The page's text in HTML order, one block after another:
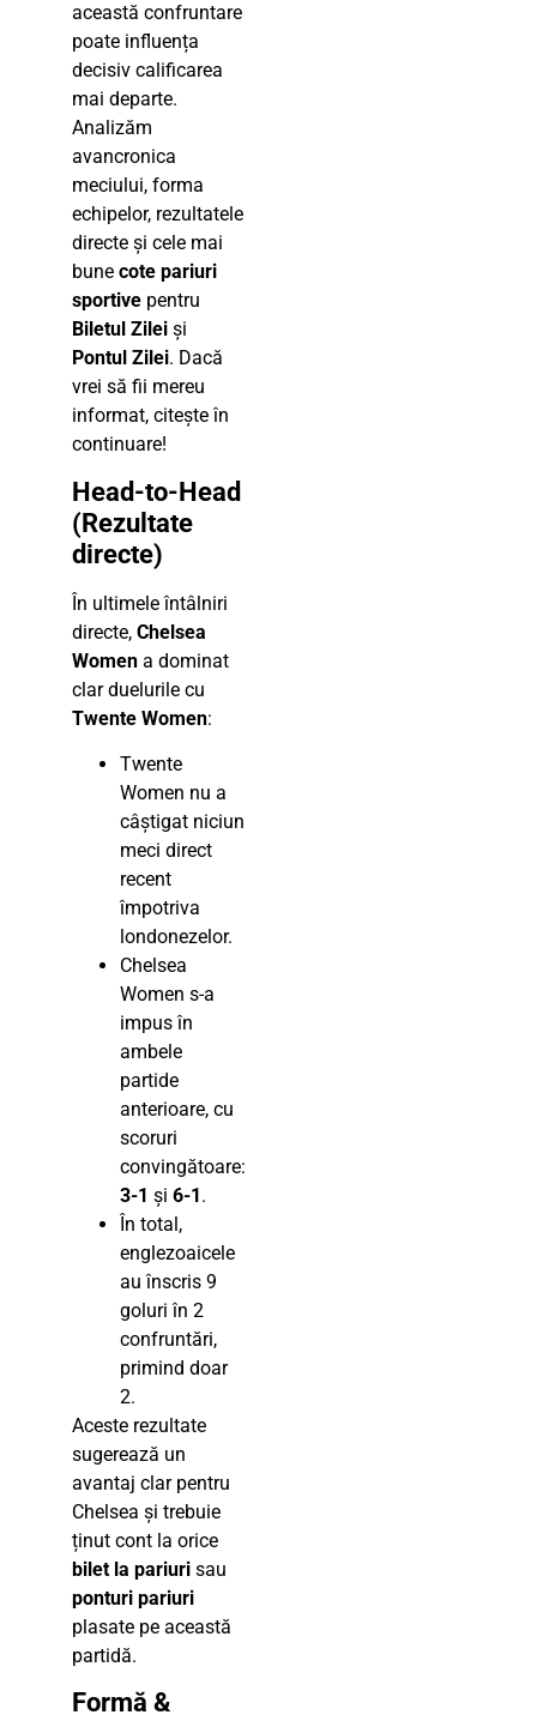
această confruntare
poate influența
decisiv calificarea
mai departe.
Analizăm
avancronica
meciului, forma
echipelor, rezultatele
directe și cele mai
bune cote pariuri
sportive pentru
Biletul Zilei și
Pontul Zilei. Dacă
vrei să fii mereu
informat, citește în
continuare!
Head-to-Head
(Rezultate
directe)
În ultimele întâlniri
directe, Chelsea
Women a dominat
clar duelurile cu
Twente Women:
Twente
Women nu a
câștigat niciun
meci direct
recent
împotriva
londonezelor.
Chelsea
Women s-a
impus în
ambele
partide
anterioare, cu
scoruri
convingătoare:
3-1 și 6-1.
În total,
englezoaicele
au înscris 9
goluri în 2
confruntări,
primind doar
2.
Aceste rezultate
sugerează un
avantaj clar pentru
Chelsea și trebuie
ținut cont la orice
bilet la pariuri sau
ponturi pariuri
plasate pe această
partidă.
Formă &